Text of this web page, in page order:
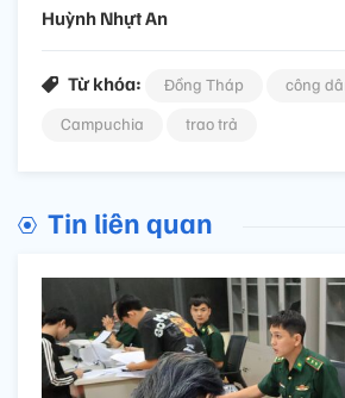
Huỳnh Nhựt An
Từ khóa: Đồng Tháp
công
Campuchia
trao trả
Tin liên quan